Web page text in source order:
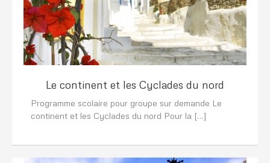
Le continent et les Cyclades du nord
Programme scolaire pour groupe sur demande Le
continent et les Cyclades du nord Pour la […]